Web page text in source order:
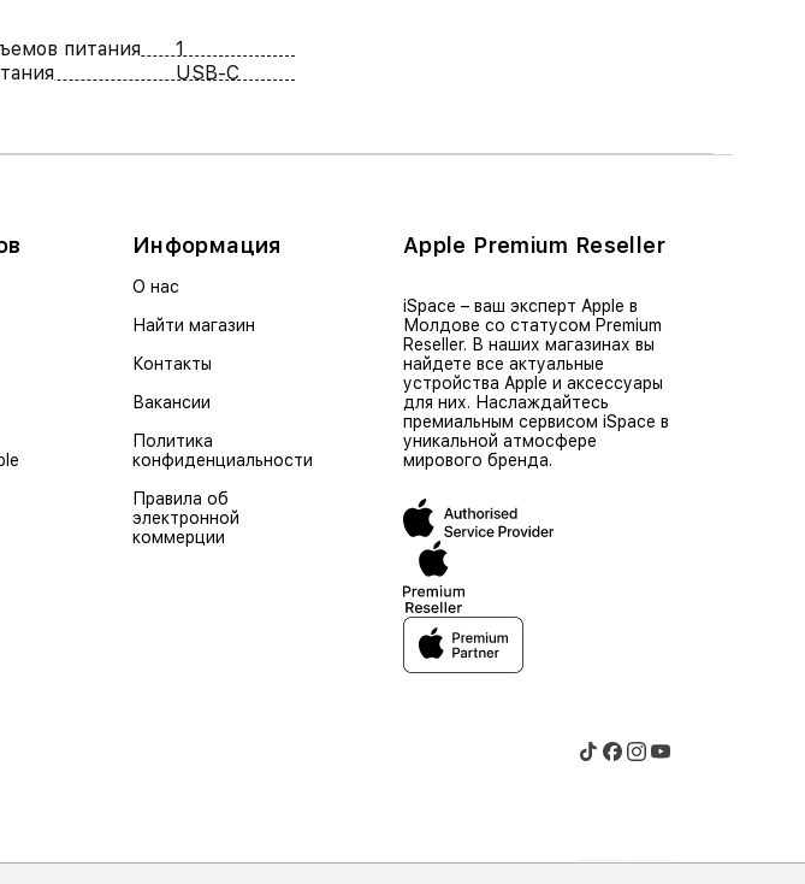
питания
1
USB-C
Информация
О нас
Найти магазин
Контакты
Вакансии
Политика
конфиденциальности
Правила об
электронной
коммерции
Apple Premium Reseller
iSpace – ваш эксперт Apple в
Молдове со статусом Premium
Reseller. В наших магазинах вы
найдете все актуальные
устройства Apple и аксессуары
для них. Наслаждайтесь
премиальным сервисом iSpace в
уникальной атмосфере
мирового бренда.